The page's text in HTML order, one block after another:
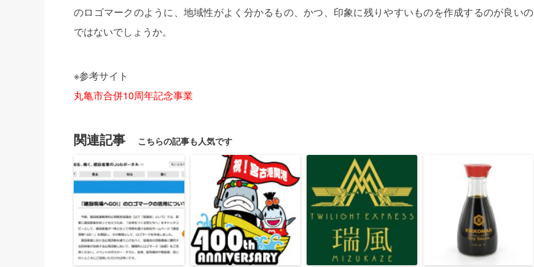
のロゴマークのように、地域性がよく分かるもの、かつ、印象に残りやすいものを作成するのが良いの
ではないでしょうか。
※参考サイト
丸亀市合併10周年記念事業
関連記事